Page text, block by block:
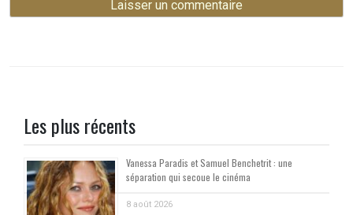
Les plus récents
Vanessa Paradis et Samuel Benchetrit : une
séparation qui secoue le cinéma
8 août 2026